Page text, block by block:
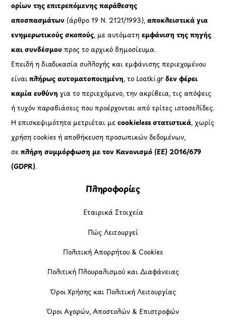
ορίων της επιτρεπόμενης παράθεσης
αποσπασμάτων (άρθρο 19 Ν. 2121/1993), αποκλειστικά για
ενημερωτικούς σκοπούς, με αυτόματηεμφάνιση της πηγής
και συνδέσμου προς το αρχικό δημοσίευμα.
Επειδή η διαδικασία συλλογής και εμφάνισης περιεχομένου
είναιπλήρως αυτοματοποιημένη, το Loatki.grδεν φέρει
καμία ευθύνη για το περιεχόμενο, την ακρίβεια, τις απόψεις
ή τυχόν παραβιάσεις που προέρχονται από τρίτες ιστοσελίδες.
Η επισκεψιμότητα μετριέται μεcookieless στατιστικά, χωρίς
χρήση cookies ή αποθήκευση προσωπικών δεδομένων,
σεπλήρη συμμόρφωση με τον Κανονισμό (ΕΕ) 2016/679
(GDPR).
Πληροφορίες
Εταιρικά Στοιχεία
Πώς Λειτουργεί
Πολιτική Απορρήτου & Cookies
Πολιτική Πλουραλισμού και Διαφάνειας
Όροι Χρήσης και Πολιτική Λειτουργίας
Όροι Αγορών, Αποστολών & Επιστροφών